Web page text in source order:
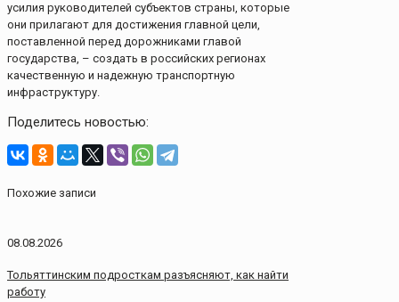
усилия руководителей субъектов страны, которые
они прилагают для достижения главной цели,
поставленной перед дорожниками главой
государства, – создать в российских регионах
качественную и надежную транспортную
инфраструктуру.
Поделитесь новостью:
Похожие записи
08.08.2026
Тольяттинским подросткам разъясняют, как найти
работу